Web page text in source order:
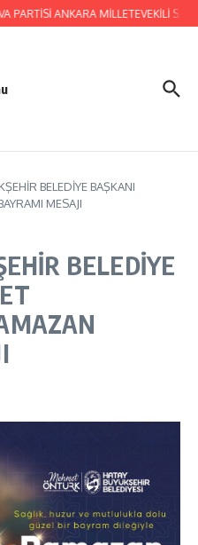
PARTİSİ ANKARA MİLLETEVEKİLİ
BELEDİYE BAŞKANI
MESAJI
BELEDİYE